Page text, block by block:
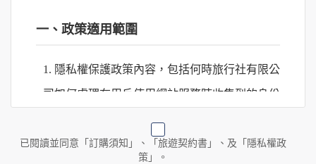
一、政策適用範圍
1. 隱私權保護政策內容，包括何時旅行社有限公
司如何處理在用戶使用網站服務時收集到的身份
份識別資料。
已閱讀並同意「訂購須知」、「旅遊契約書」、及「隱私權政
策」。